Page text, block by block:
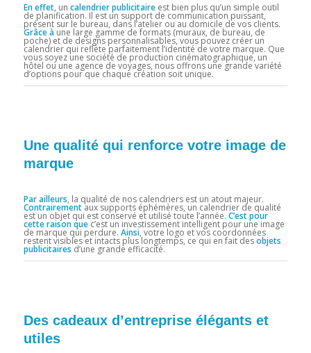
En effet, un calendrier publicitaireest bien plus qu’un simple outil
de planification. Il est un support de communication puissant,
présent sur le bureau, dans l’atelier ou au domicile de vos clients.
Grâce àune large gamme de formats (muraux, de bureau, de
poche) et de designs personnalisables, vous pouvez créer un
calendrier qui reflète parfaitement l’identité de votre marque. Que
vous soyez une société de production cinématographique, un
hôtel ou une agence de voyages, nous offrons une grande variété
d’options pour que chaque création soit unique.
Une qualité qui renforce votre image de
marque
Par ailleurs, la qualité de nos calendriers est un atout majeur.
Contrairementaux supports éphémères, un calendrier de qualité
est un objet qui est conservé et utilisé toute l’année. C’est pour
cette raison quec’est un investissement intelligent pour une image
de marque qui perdure. Ainsi, votre logo et vos coordonnées
restent visibles et intacts plus longtemps, ce qui en fait desobjets
publicitaires d’une grande efficacité.
Des cadeaux d’entreprise élégants et
utiles